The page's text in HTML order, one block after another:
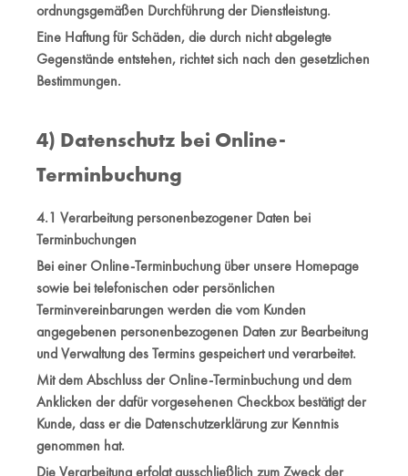
ordnungsgemäßen Durchführung der Dienstleistung.
Eine Haftung für Schäden, die durch nicht abgelegte
Gegenstände entstehen, richtet sich nach den gesetzlichen
Bestimmungen.
4) Datenschutz bei Online-
Terminbuchung
4.1 Verarbeitung personenbezogener Daten bei
Terminbuchungen
Bei einer Online-Terminbuchung über unsere Homepage
sowie bei telefonischen oder persönlichen
Terminvereinbarungen werden die vom Kunden
angegebenen personenbezogenen Daten zur Bearbeitung
und Verwaltung des Termins gespeichert und verarbeitet.
Mit dem Abschluss der Online-Terminbuchung und dem
Anklicken der dafür vorgesehenen Checkbox bestätigt der
Kunde, dass er die Datenschutzerklärung zur Kenntnis
genommen hat.